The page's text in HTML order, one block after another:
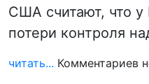
США считают, что у
потери контроля
читать... Комментариев